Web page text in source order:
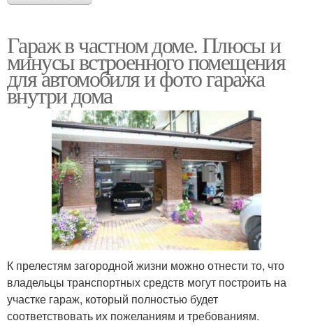
Гараж в частном доме. Плюсы и
минусы встроенного помещения
для автомобиля и фото гаража
внутри дома
К прелестям загородной жизни можно отнести то, что
владельцы транспортных средств могут построить на
участке гараж, который полностью будет
соответствовать их пожеланиям и требованиям.